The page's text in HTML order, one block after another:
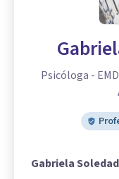
Psicóloga -
Gabriela